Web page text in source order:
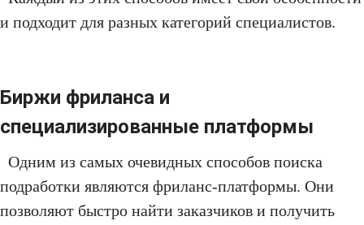
и подходит для разных категорий специалистов.
Биржи фриланса и
специализированные платформы
Одним из самых очевидных способов поиска
подработки являются фриланс-платформы. Они
позволяют быстро найти заказчиков и получить